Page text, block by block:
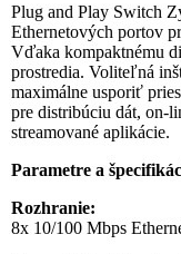
Plug and Play Switch
Ethernetových portov
Vďaka kompaktnému
prostredia. Voliteľná
maximálne usporiť
pre distribúciu dát, on-
streamované aplikácie.
Parametre a
Rozhranie:
8x 10/100 Mbps